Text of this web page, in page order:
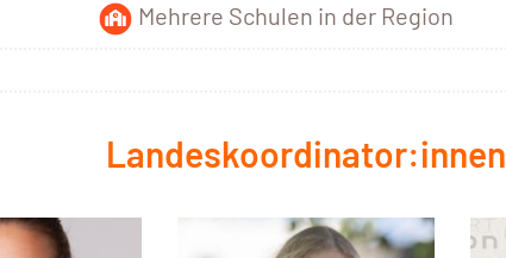
Mehrere Schulen in der Region
Landeskoordinator:innen